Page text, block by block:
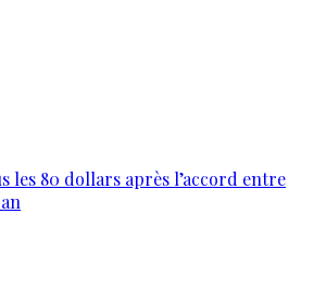
les 80 dollars après l’accord entre